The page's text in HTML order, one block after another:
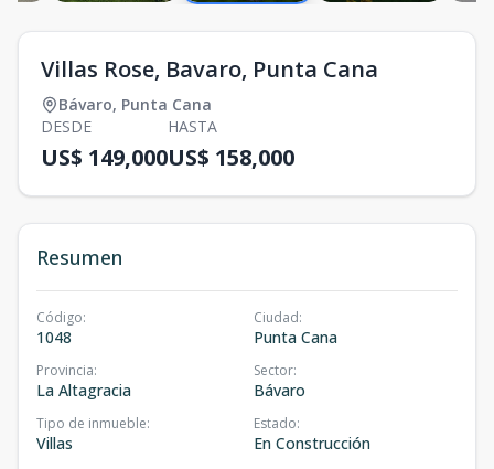
Villas Rose, Bavaro, Punta Cana
Bávaro, Punta Cana
DESDE
US$ 149,000
HASTA
US$ 158,000
Resumen
Código:
1048
Ciudad:
Punta Cana
Provincia:
La Altagracia
Sector:
Bávaro
Tipo de inmueble:
Villas
Estado:
En Construcción